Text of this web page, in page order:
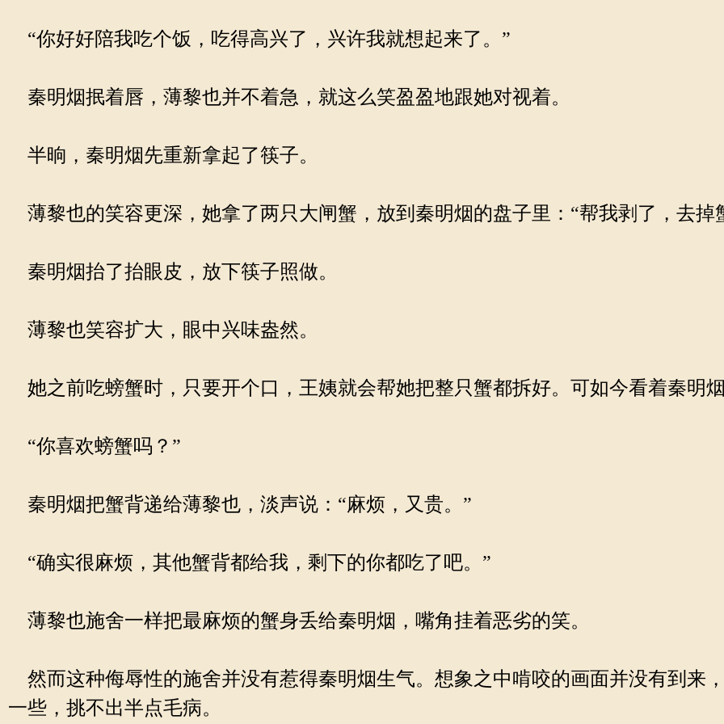
“你好好陪我吃个饭，吃得高兴了，兴许我就想起来了。”
秦明烟抿着唇，薄黎也并不着急，就这么笑盈盈地跟她对视着。
半晌，秦明烟先重新拿起了筷子。
薄黎也的笑容更深，她拿了两只大闸蟹，放到秦明烟的盘子里：“帮我剥了，去掉
秦明烟抬了抬眼皮，放下筷子照做。
薄黎也笑容扩大，眼中兴味盎然。
她之前吃螃蟹时，只要开个口，王姨就会帮她把整只蟹都拆好。可如今看着秦明
“你喜欢螃蟹吗？”
秦明烟把蟹背递给薄黎也，淡声说：“麻烦，又贵。”
“确实很麻烦，其他蟹背都给我，剩下的你都吃了吧。”
薄黎也施舍一样把最麻烦的蟹身丢给秦明烟，嘴角挂着恶劣的笑。
然而这种侮辱性的施舍并没有惹得秦明烟生气。想象之中啃咬的画面并没有到来
一些，挑不出半点毛病。